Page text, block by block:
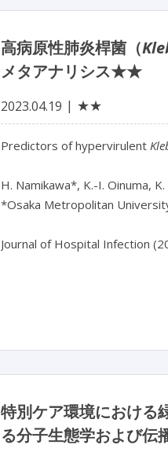
高病原性肺炎桿菌（
メタアナリシス★★
2023.04.19 ★★
Predictors of hypervirulent
H. Namikawa*, K.-I. Oinuma,
*Osaka Metropolitan
Journal of Hospital Infection
特別ケア環境における
る分子生態学および